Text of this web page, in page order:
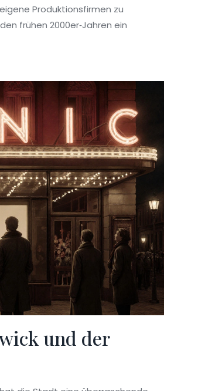
Produktionsfirmen zu
frühen 2000er‑Jahren ein
und der